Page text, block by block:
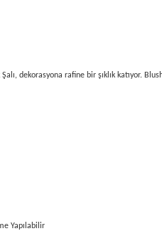
dekorasyona rafine bir şıklık katıyor.
Yapılabilir